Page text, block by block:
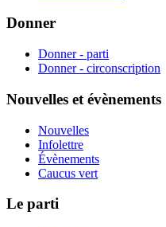
Donner
Donner - parti
Donner - circonscription
Nouvelles et évènements
Nouvelles
Infolettre
Évènements
Caucus vert
Le parti